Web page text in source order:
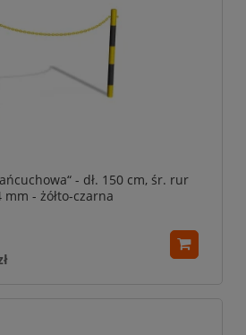
- dł. 150 cm, śr. rur
mm - żółto-czarna